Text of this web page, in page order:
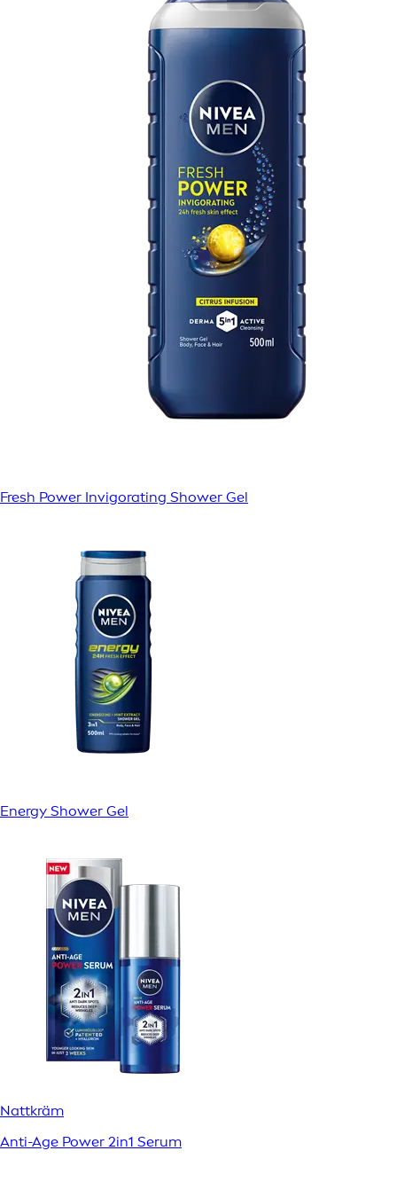
Fresh Power Invigorating Shower Gel
Energy Shower Gel
Nattkräm
Anti-Age Power 2in1 Serum